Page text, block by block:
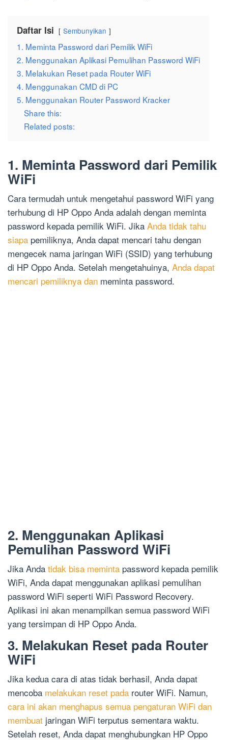
Daftar Isi Sembunyikan
1. Meminta Password dari Pemilik WiFi
2. Menggunakan Aplikasi Pemulihan Password WiFi
3. Melakukan Reset pada Router WiFi
4. Menggunakan CMD di PC
5. Menggunakan Router Password Kracker
Share this:
Related posts:
1. Meminta Password dari Pemilik
WiFi
Cara termudah untuk mengetahui password WiFi yang
terhubung di HP Oppo Anda adalah dengan meminta
password kepada pemilik WiFi. Jika Anda tidak tahu
siapa pemiliknya, Anda dapat mencari tahu dengan
mengecek nama jaringan WiFi (SSID) yang terhubung
di HP Oppo Anda. Setelah mengetahuinya, Anda dapat
mencari pemiliknya dan meminta password.
2. Menggunakan Aplikasi
Pemulihan Password WiFi
Jika Anda tidak bisa meminta password kepada pemilik
WiFi, Anda dapat menggunakan aplikasi pemulihan
password WiFi seperti WiFi Password Recovery.
Aplikasi ini akan menampilkan semua password WiFi
yang tersimpan di HP Oppo Anda.
3. Melakukan Reset pada Router
WiFi
Jika kedua cara di atas tidak berhasil, Anda dapat
mencoba melakukan reset pada router WiFi. Namun,
cara ini akan menghapus semua pengaturan WiFi dan
membuat jaringan WiFi terputus sementara waktu.
Setelah reset, Anda dapat menghubungkan HP Oppo